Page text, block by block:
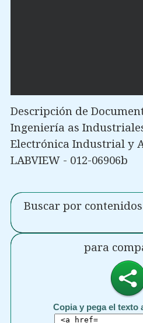
Descripción de
Ingeniería as
Electrónica Industrial y
LABVIEW - 012-06906b
Buscar por
para
Copia y pega el texto